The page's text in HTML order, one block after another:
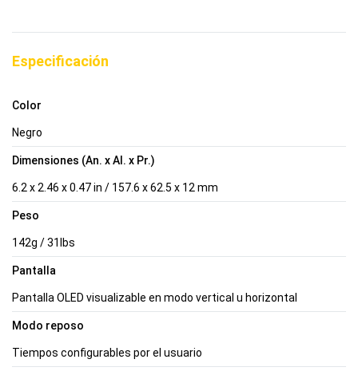
Especificación
Color
Negro
Dimensiones (An. x Al. x Pr.)
6.2 x 2.46 x 0.47 in / 157.6 x 62.5 x 12 mm
Peso
142g / 31lbs
Pantalla
Pantalla OLED visualizable en modo vertical u horizontal
Modo reposo
Tiempos configurables por el usuario